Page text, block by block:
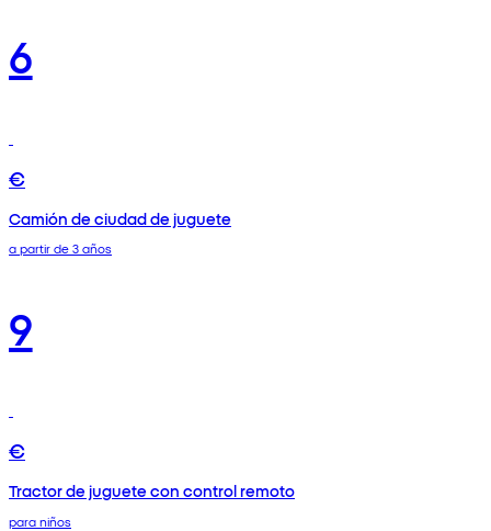
6
€
Camión de ciudad de juguete
a partir de 3 años
9
€
Tractor de juguete con control remoto
para niños